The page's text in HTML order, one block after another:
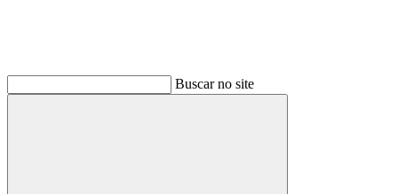
Buscar no site